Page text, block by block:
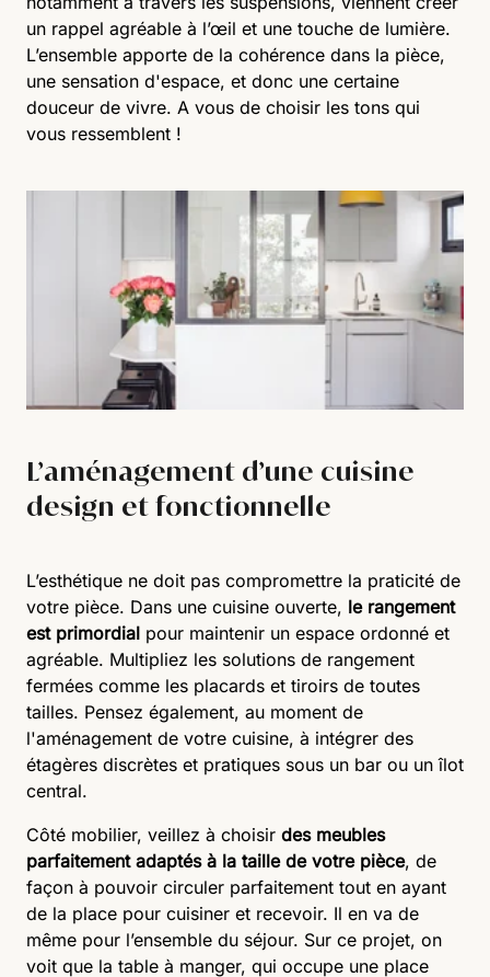
un rappel agréable à l’œil et une touche de lumière.
L’ensemble apporte de la cohérence dans la pièce,
une sensation d'espace, et donc une certaine
douceur de vivre. A vous de choisir les tons qui
vous ressemblent !
L’aménagement d’une cuisine
design et fonctionnelle
L’esthétique ne doit pas compromettre la praticité de
votre pièce. Dans une cuisine ouverte, le rangement
est primordial pour maintenir un espace ordonné et
agréable. Multipliez les solutions de rangement
fermées comme les placards et tiroirs de toutes
tailles. Pensez également, au moment de
l'aménagement de votre cuisine, à intégrer des
étagères discrètes et pratiques sous un bar ou un îlot
central.
Côté mobilier, veillez à choisir des meubles
parfaitement adaptés à la taille de votre pièce, de
façon à pouvoir circuler parfaitement tout en ayant
de la place pour cuisiner et recevoir. Il en va de
même pour l’ensemble du séjour. Sur ce projet, on
voit que la table à manger, qui occupe une place